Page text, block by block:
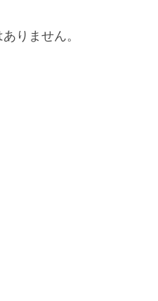
りません。